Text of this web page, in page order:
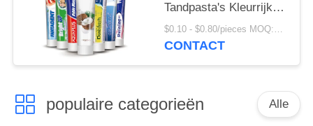
Tandpasta's Kleurrijk
Crystal Anti Cavity
witten
$0.10 - $0.80/pieces MOQ:500 stukken
CONTACT
populaire categorieën Alle